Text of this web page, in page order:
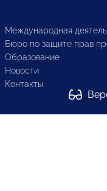
Международная
Бюро по защите прав
Образование
Новости
Контакты